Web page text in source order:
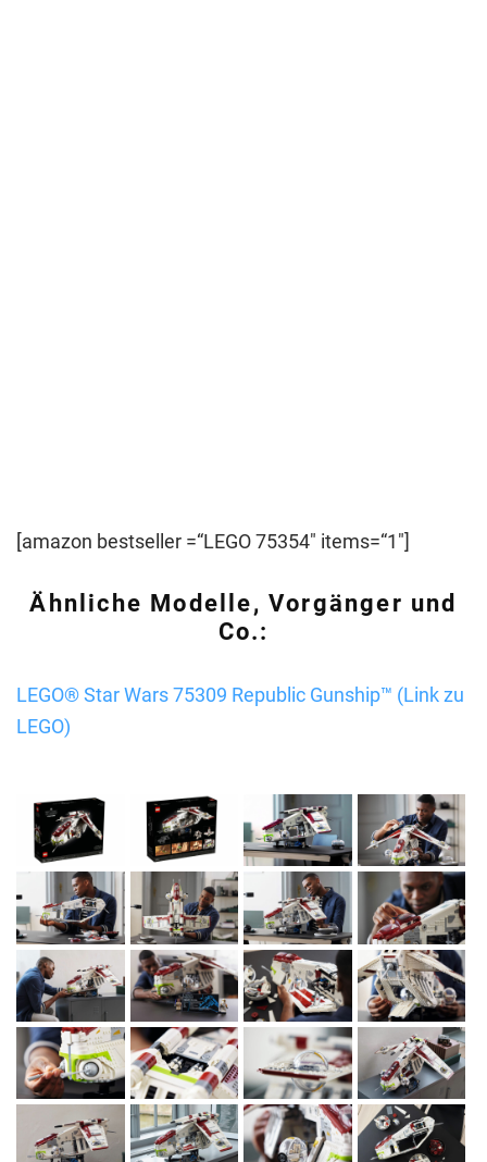
[amazon bestseller =“LEGO 75354″ items=“1″]
Ähnliche Modelle, Vorgänger und
Co.:
LEGO® Star Wars 75309 Republic Gunship™ (Link zu
LEGO)